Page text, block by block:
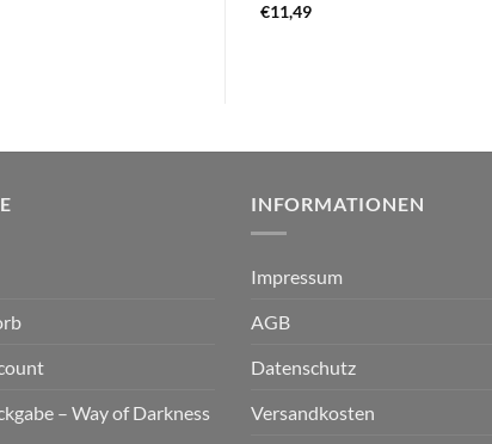
€11,49
– Way of Darkness
INFORMATIONEN
Impressum
AGB
Datenschutz
Versandkosten